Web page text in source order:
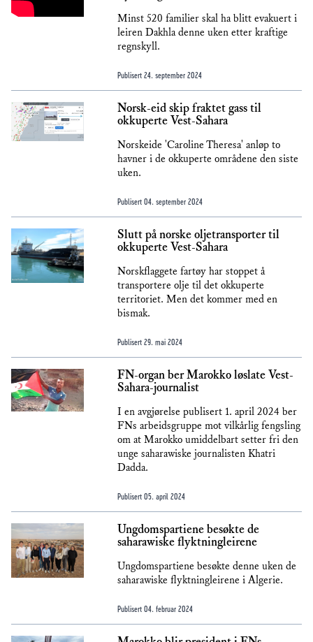
Minst 520 familier skal ha blitt evakuert i
leiren Dakhla denne uken etter kraftige
regnskyll.
Publisert 24. september 2024
Norsk-eid skip fraktet gass til
okkuperte Vest-Sahara
Norskeide 'Caroline Theresa' anløp to
havner i de okkuperte områdene den siste
uken.
Publisert 04. september 2024
Slutt på norske oljetransporter til
okkuperte Vest-Sahara
Norskflaggete fartøy har stoppet å
transportere olje til det okkuperte
territoriet. Men det kommer med en
bismak.
Publisert 29. mai 2024
FN-organ ber Marokko løslate Vest-
Sahara-journalist
I en avgjørelse publisert 1. april 2024 ber
FNs arbeidsgruppe mot vilkårlig fengsling
om at Marokko umiddelbart setter fri den
unge saharawiske journalisten Khatri
Dadda.
Publisert 05. april 2024
Ungdomspartiene besøkte de
saharawiske flyktningleirene
Ungdomspartiene besøkte denne uken de
saharawiske flyktningleirene i Algerie.
Publisert 04. februar 2024